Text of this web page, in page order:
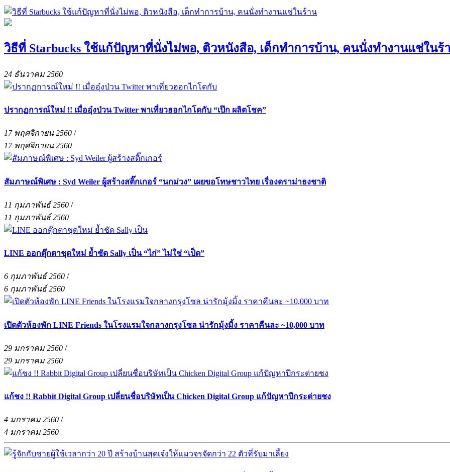
วิธีที่ Starbucks ใช้แก้ปัญหาที่นั่งไม่พอ, ติวหนังสือ, เด็กทำการบ้าน, คนนั่งทำงานแช่ในร้
24 ธันวาคม 2560
ปรากฏการณ์ใหม่ !! เมื่ออุ๋งป่วน Twitter พาเที่ยวฮอกไกโดกับ “เป๊ก ผลิตโชค”
17 พฤศจิกายน 2560 /
17 พฤศจิกายน 2560
สัมภาษณ์พิเศษ : Syd Weiler ผู้สร้างสติ๊กเกอร์ “นกม่วง” เผยขอโทษชาวไทย เรื่องดราม่าธงชาติ
11 กุมภาพันธ์ 2560 /
11 กุมภาพันธ์ 2560
LINE ออกตุ๊กตาชุดใหม่ ย้ำชัด Sally เป็น “ไก่” ไม่ใช่ “เป็ด”
6 กุมภาพันธ์ 2560 /
6 กุมภาพันธ์ 2560
เปิดตัวห้องพัก LINE Friends ในโรงแรมใจกลางกรุงโซล น่ารักมุ้งมิ้ง ราคาคืนละ ~10,000 บาท
29 มกราคม 2560 /
29 มกราคม 2560
แก้ชง !! Rabbit Digital Group เปลี่ยนชื่อบริษัทเป็น Chicken Digital Group แก้ปัญหาปีกระต่ายชง
4 มกราคม 2560 /
4 มกราคม 2560